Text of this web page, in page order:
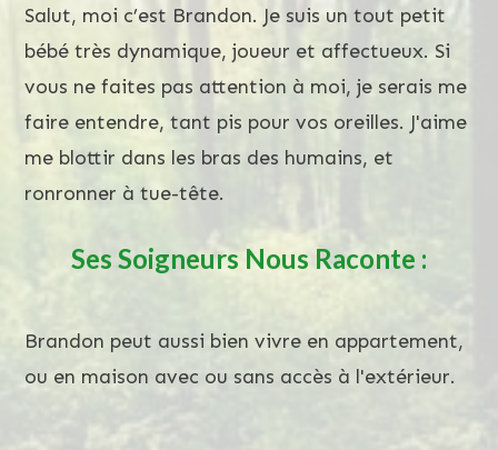
Salut, moi c’est Brandon. Je suis un tout petit
bébé très dynamique, joueur et affectueux. Si
vous ne faites pas attention à moi, je serais me
faire entendre, tant pis pour vos oreilles. J'aime
me blottir dans les bras des humains, et
ronronner à tue-tête.
Ses Soigneurs Nous Raconte :
Brandon peut aussi bien vivre en appartement,
ou en maison avec ou sans accès à l'extérieur.